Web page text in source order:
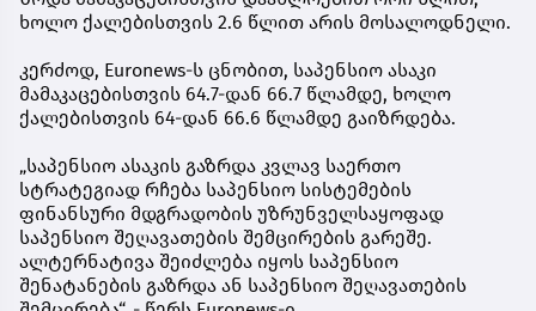
ხოლო ქალებისთვის 2.6 წლით არის მოსალოდნელი.
კერძოდ, Euronews-ს ცნობით, საპენსიო ასაკი
მამაკაცებისთვის 64.7-დან 66.7 წლამდე, ხოლო
ქალებისთვის 64-დან 66.6 წლამდე გაიზრდება.
„საპენსიო ასაკის გაზრდა კვლავ საერთო
სტრატეგიად რჩება საპენსიო სისტემების
ფინანსური მდგრადობის უზრუნველსაყოფად
საპენსიო შეღავათების შემცირების გარეშე.
ალტერნატივა შეიძლება იყოს საპენსიო
შენატანების გაზრდა ან საპენსიო შეღავათების